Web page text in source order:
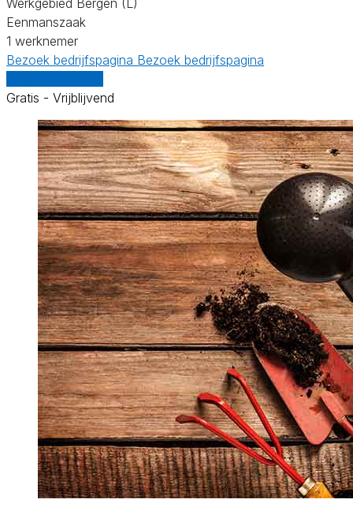
Eenmanszaak
1 werknemer
Bezoek bedrijfspagina Bezoek bedrijfspagina
Gratis - Vrijblijvend